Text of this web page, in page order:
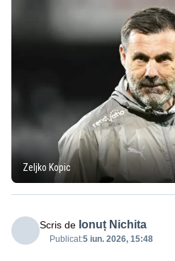
Zeljko Kopic
Scris de Ionuț Nichita
Publicat:5 iun. 2026, 15:48